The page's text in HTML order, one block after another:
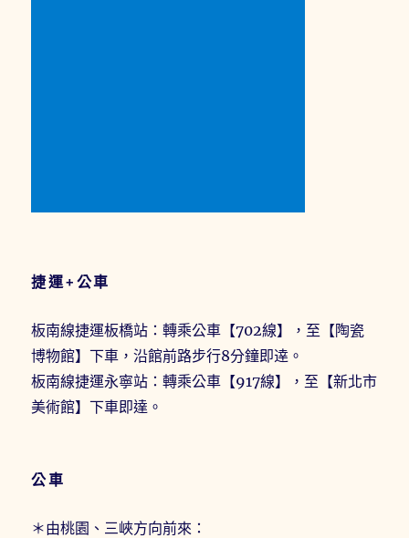
捷運+公車
板南線捷運板橋站：轉乘公車【702線】，至【陶瓷
博物館】下車，沿館前路步行8分鐘即逹。
板南線捷運永寧站：轉乘公車【917線】，至【新北市
美術館】下車即達。
公車
＊由桃園、三峽方向前來：